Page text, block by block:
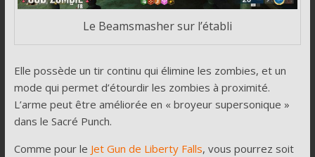
Le Beamsmasher sur l’établi
Elle possède un tir continu qui élimine les zombies, et un
mode qui permet d’étourdir les zombies à proximité.
L’arme peut être améliorée en « broyeur supersonique »
dans le Sacré Punch.
Comme pour le Jet Gun de Liberty Falls, vous pourrez soit